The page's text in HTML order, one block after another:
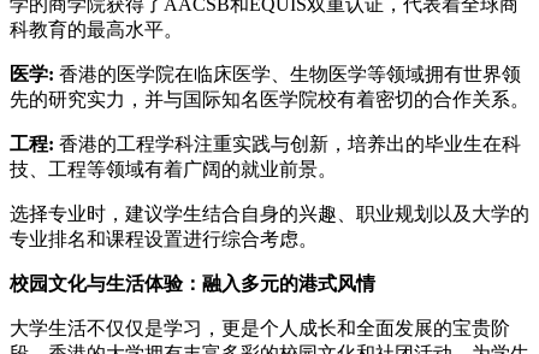
科教育的最高水平。
医学: 香港的医学院在临床医学、生物医学等领域拥有世界领
先的研究实力，并与国际知名医学院校有着密切的合作关系。
工程: 香港的工程学科注重实践与创新，培养出的毕业生在科
技、工程等领域有着广阔的就业前景。
选择专业时，建议学生结合自身的兴趣、职业规划以及大学的
专业排名和课程设置进行综合考虑。
校园文化与生活体验：融入多元的港式风情
大学生活不仅仅是学习，更是个人成长和全面发展的宝贵阶